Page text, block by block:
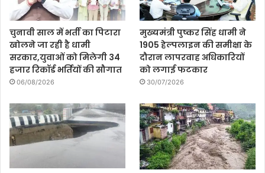
चुनावी साल में भर्ती का पिटारा
खोलने जा रही है धामी
सरकार,युवाओं को मिलेगी 34
हजार रिकॉर्ड भर्तियों की सौगात
06/08/2026
मुख्यमंत्री पुष्कर सिंह धामी ने
1905 हेल्पलाइन की समीक्षा के
दौरान लापरवाह अधिकारियों
को लगाई फटकार
30/07/2026